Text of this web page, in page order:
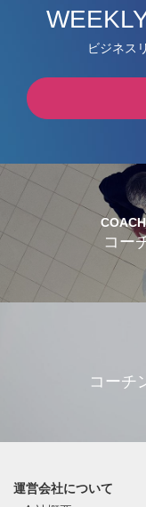
ビジネス
コー
コーチ
運営会社について